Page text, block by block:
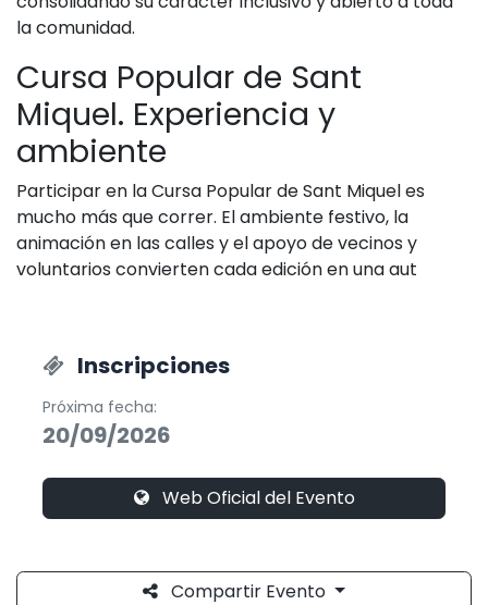
la comunidad.
Cursa Popular de Sant
Miquel. Experiencia y
ambiente
Participar en la Cursa Popular de Sant Miquel es
mucho más que correr. El ambiente festivo, la
animación en las calles y el apoyo de vecinos y
voluntarios convierten cada edición en una aut
Inscripciones
Próxima fecha:
20/09/2026
Web Oficial del Evento
Compartir Evento